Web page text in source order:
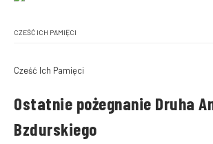
CZEŚĆ ICH PAMIĘCI
Cześć Ich Pamięci
Ostatnie pożegnanie Druha
Bzdurskiego